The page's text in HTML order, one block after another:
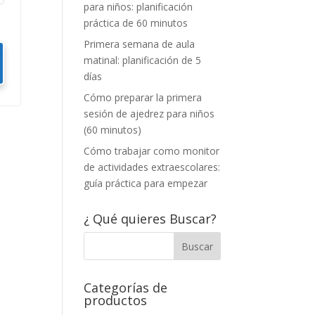
para niños: planificación
práctica de 60 minutos
Primera semana de aula
matinal: planificación de 5
días
Cómo preparar la primera
sesión de ajedrez para niños
(60 minutos)
Cómo trabajar como monitor
de actividades extraescolares:
guía práctica para empezar
¿ Qué quieres Buscar?
Categorías de
productos